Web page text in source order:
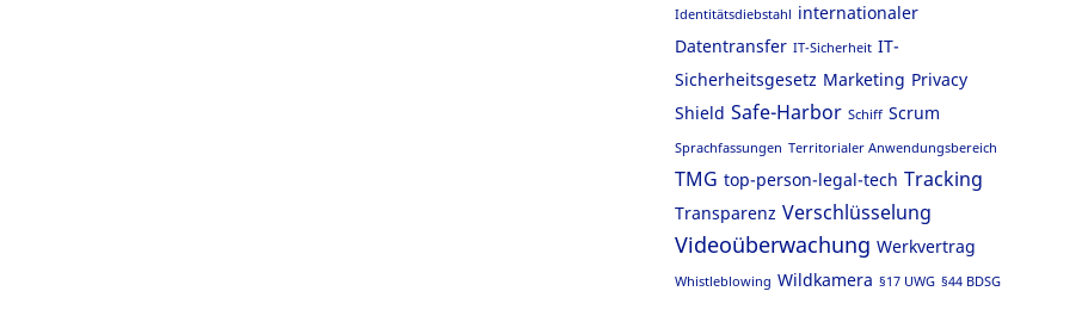
Identitätsdiebstahl internationaler
Datentransfer IT-Sicherheit IT-
Sicherheitsgesetz Marketing Privacy
Shield Safe-Harbor Schiff Scrum
Sprachfassungen Territorialer Anwendungsbereich
TMG top-person-legal-tech Tracking
Transparenz Verschlüsselung
Videoüberwachung Werkvertrag
Whistleblowing Wildkamera §17 UWG §44 BDSG